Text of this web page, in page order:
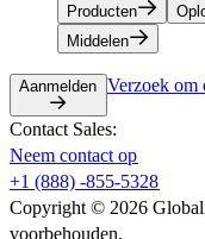
Producten​​
Middelen​​
Aanmelden​​ Verzoek om
Contact Sales:​​
Neem contact op​​
+1 (888) -855-5328​​
Copyright © 2026
voorbehouden.​​